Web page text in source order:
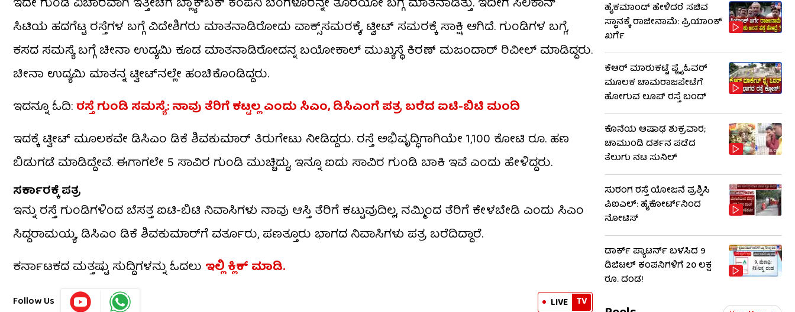
ಇದೇ ಗುಂಡಿ ವಿಚಾರವಾಗಿ ಇತ್ತೀಚೆಗೆ ಬ್ಲ್ಯಾಕ್‌ಬಕ್‌ ಕಂಪನಿ ಬೆಂಗಳೂರನ್ನೇ ತೊರೆಯೋ ಬಗ್ಗೆ ಮಾತನಾಡಿತ್ತು. ಇದೀಗ ಸಿಲಿಕಾನ್‌
ಸಿಟಿಯ ಹದಗೆಟ್ಟ ರಸ್ತೆಗಳ ಬಗ್ಗೆ ವಿದೇಶಿಗರು ಮಾತನಾಡಿರೋದು ವಾಕ್ಸ್‌ಸಮರಕ್ಕೆ, ಟ್ವೀಟ್‌ ಸಮರಕ್ಕೆ ಸಾಕ್ಷಿ ಆಗಿದೆ. ಗುಂಡಿಗಳ ಬಗ್ಗೆ,
ಕಸದ ಸಮಸ್ಯೆ ಬಗ್ಗೆ ಚೀನಾ ಉದ್ಯಮಿ ಕೂಡ ಮಾತನಾಡಿರೋದನ್ನ ಬಯೋಕಾಲ್‌ ಮುಖ್ಯಸ್ಥೆ ಕಿರಣ್‌ ಮಜಂದಾರ್‌ ರಿವೀಲ್‌ ಮಾಡಿದ್ದರು.
ಚೀನಾ ಉದ್ಯಮಿ ಮಾತನ್ನ ಟ್ವೀಟ್‌ನಲ್ಲೇ ಹಂಚಿಕೊಂಡಿದ್ದರು.
ಇದನ್ನೂ ಓದಿ:
ರಸ್ತೆ ಗುಂಡಿ ಸಮಸ್ಯೆ: ನಾವು ತೆರಿಗೆ ಕಟ್ಟಲ್ಲ ಎಂದು ಸಿಎಂ, ಡಿಸಿಎಂಗೆ ಪತ್ರ ಬರೆದ ಐಟಿ-ಬಿಟಿ ಮಂದಿ
ಇದಕ್ಕೆ ಟ್ವೀಟ್‌ ಮೂಲಕವೇ ಡಿಸಿಎಂ ಡಿಕೆ ಶಿವಕುಮಾರ್​ ತಿರುಗೇಟು ನೀಡಿದ್ದರು. ರಸ್ತೆ ಅಭಿವೃದ್ಧಿಗಾಗಿಯೇ 1,100 ಕೋಟಿ ರೂ. ಹಣ
ಬಿಡುಗಡೆ ಮಾಡಿದ್ದೇವೆ. ಈಗಾಗಲೇ 5 ಸಾವಿರ ಗುಂಡಿ ಮುಚ್ಚಿದ್ದು, ಇನ್ನೂ ಐದು ಸಾವಿರ ಗುಂಡಿ ಬಾಕಿ ಇವೆ ಎಂದು ಹೇಳಿದ್ದರು.
ಸರ್ಕಾರಕ್ಕೆ ಪತ್ರ
ಇನ್ನು ರಸ್ತೆ ಗುಂಡಿಗಳಿಂದ ಬೆಸತ್ತ ಐಟಿ-ಬಿಟಿ ನಿವಾಸಿಗಳು ನಾವು ಆಸ್ತಿ ತೆರಿಗೆ ಕಟ್ಟುವುದಿಲ್ಲ, ನಮ್ಮಿಂದ ತೆರಿಗೆ ಕೇಳಬೇಡಿ ಎಂದು ಸಿಎಂ
ಸಿದ್ದರಾಮಯ್ಯ, ಡಿಸಿಎಂ ಡಿಕೆ ಶಿವಕುಮಾರ್​​ಗೆ ವರ್ತೂರು, ಪಣತ್ತೂರು ಭಾಗದ ನಿವಾಸಿಗಳು ಪತ್ರ ಬರೆದಿದ್ದಾರೆ.
ಕರ್ನಾಟಕದ ಮತ್ತಷ್ಟು ಸುದ್ದಿಗಳನ್ನು ಓದಲು
ಇಲ್ಲಿ ಕ್ಲಿಕ್ ಮಾಡಿ.
ಹೈಕಮಾಂಡ್​​ ಹೇಳಿದರೆ ಸಚಿವ
ಸ್ಥಾನಕ್ಕೆ ರಾಜೀನಾಮೆ: ಪ್ರಿಯಾಂಕ್​​
ಖರ್ಗೆ
ಕೆಆರ್ ಮಾರುಕಟ್ಟೆ ಫ್ಲೈಓವರ್
ಮೂಲಕ ಚಾಮರಾಜಪೇಟೆಗೆ
ಹೋಗುವ ಲೂಪ್ ರಸ್ತೆ ಬಂದ್
ಕೊನೆಯ ಆಷಾಢ ಶುಕ್ರವಾರ;
ಚಾಮುಂಡಿ ದರ್ಶನ ಪಡೆದ
ತೆಲುಗು ನಟ ಸುನಿಲ್
ಸುರಂಗ ರಸ್ತೆ ಯೋಜನೆ ಪ್ರಶ್ನಿಸಿ
ಪಿಐಎಲ್: ಹೈಕೋರ್ಟ್​​ನಿಂದ
ನೋಟಿಸ್​​
ಡಾರ್ಕ್ ಪ್ಯಾಟರ್ನ್ ಬಳಸಿದ 9
ಡಿಜಿಟಲ್ ಕಂಪನಿಗಳಿಗೆ 20 ಲಕ್ಷ
ರೂ. ದಂಡ!